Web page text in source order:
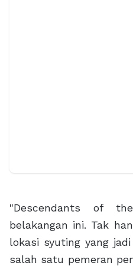
"Descendants of
belakangan ini. Tak
lokasi syuting yang
salah satu pemeran